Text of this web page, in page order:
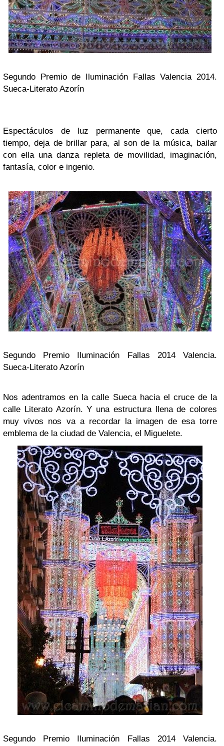
Segundo Premio de Iluminación Fallas Valencia 2014.
Sueca-Literato Azorín
Espectáculos de luz permanente que, cada cierto
tiempo, deja de brillar para, al son de la música, bailar
con ella una danza repleta de movilidad, imaginación,
fantasía, color e ingenio.
Segundo Premio Iluminación Fallas 2014 Valencia.
Sueca-Literato Azorín
Nos adentramos en la calle Sueca hacia el cruce de la
calle Literato Azorín. Y una estructura llena de colores
muy vivos nos va a recordar la imagen de esa torre
emblema de la ciudad de Valencia, el Miguelete.
Segundo Premio Iluminación Fallas 2014 Valencia.